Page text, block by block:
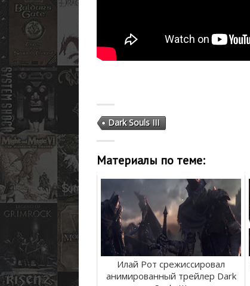
Dark Souls III
Материалы по теме:
Илай Рот срежиссировал
анимированный трейлер Dark